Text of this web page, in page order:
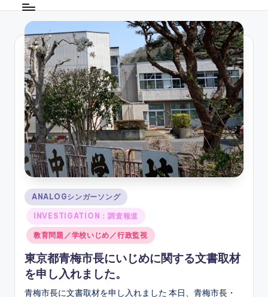
ガ
ー
ソ
ン
グ
Posted
in
ANALOGシンガーソング
INVESTIGATION：調査報道
教育問題／学校いじめ／行政監視
東京都青梅市長にいじめに関する文書取材
を申し入れました。
青梅市長に文書取材を申し入れました 本日、青梅市長・